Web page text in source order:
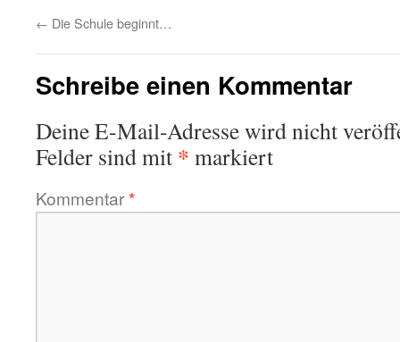
← Die Schule beginnt…
Schreibe einen Kommentar
Deine E-Mail-Adresse wird nicht
Felder sind mit * markiert
Kommentar*